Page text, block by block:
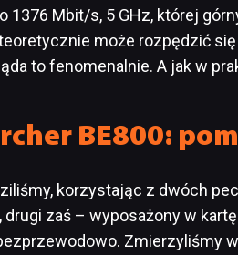
1376 Mbit/s, 5 GHz, której
może rozpędzić
to fenomenalnie. A jak w
BE800:
korzystając z dwóch
zaś – wyposażony w kartę
Zmierzyliśmy